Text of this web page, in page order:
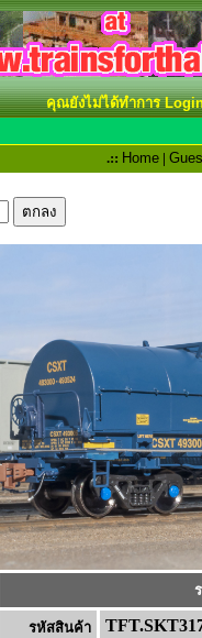
คุณยังไม่ได้ทำการ
.:: Home |
รหัสสินค้า